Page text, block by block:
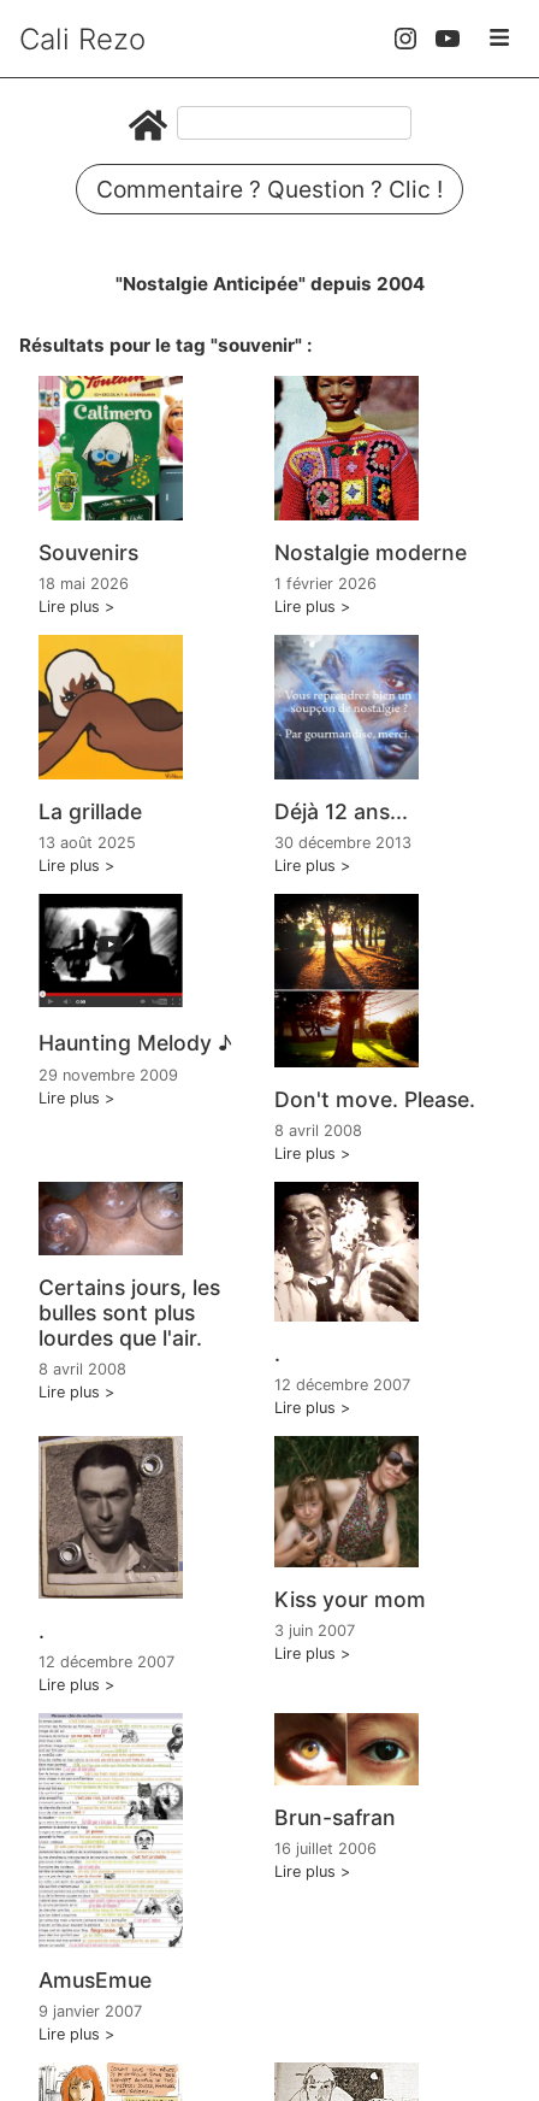
Cali Rezo
Commentaire ? Question ? Clic !
"Nostalgie Anticipée" depuis 2004
Résultats pour le tag "souvenir" :
Souvenirs
18 mai 2026
Lire plus
Nostalgie moderne
1 février 2026
Lire plus
La grillade
13 août 2025
Lire plus
Déjà 12 ans...
30 décembre 2013
Lire plus
Haunting Melody ♪
29 novembre 2009
Lire plus
Don't move. Please.
8 avril 2008
Lire plus
Certains jours, les
bulles sont plus
lourdes que l'air.
8 avril 2008
Lire plus
.
12 décembre 2007
Lire plus
.
12 décembre 2007
Lire plus
Kiss your mom
3 juin 2007
Lire plus
AmusEmue
9 janvier 2007
Lire plus
Brun-safran
16 juillet 2006
Lire plus